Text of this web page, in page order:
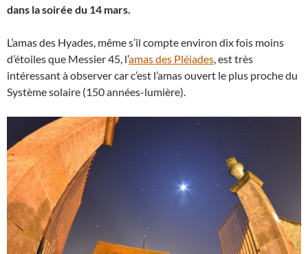
dans la soirée du 14 mars.
L’amas des Hyades, même s’il compte environ dix fois moins
d’étoiles que Messier 45, l’amas des Pléiades , est très
intéressant à observer car c’est l’amas ouvert le plus proche du
Système solaire (150 années-lumière).